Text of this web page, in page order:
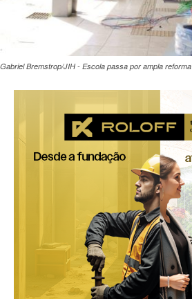
Gabriel Bremstrop/JIH - Escola passa por ampla reforma